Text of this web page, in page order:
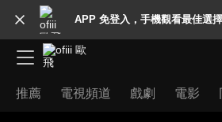
APP 免登入，手機觀看最佳選擇
推薦 電視頻道 戲劇 電影